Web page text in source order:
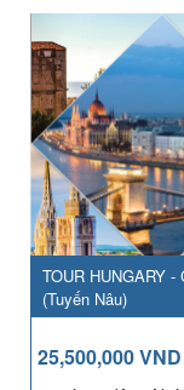
TOUR HUNGARY
(Tuyến Nâu)
25,500,000 VND